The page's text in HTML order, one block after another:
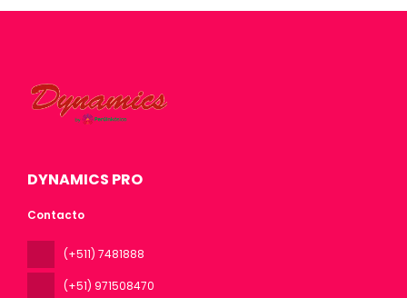
DYNAMICS PRO
Contacto
(+511) 7481888
(+51) 971508470